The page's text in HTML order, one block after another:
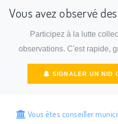
Vous avez observé
Participez à la lutte
observations. C'est rapide,
SIGNALER UN NID
Vous êtes conseiller